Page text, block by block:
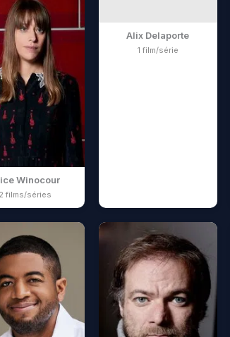
Winocour
films/séries
Alix Delaporte
1 film/série